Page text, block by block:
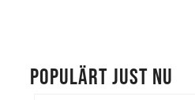
POPULÄRT JUST NU